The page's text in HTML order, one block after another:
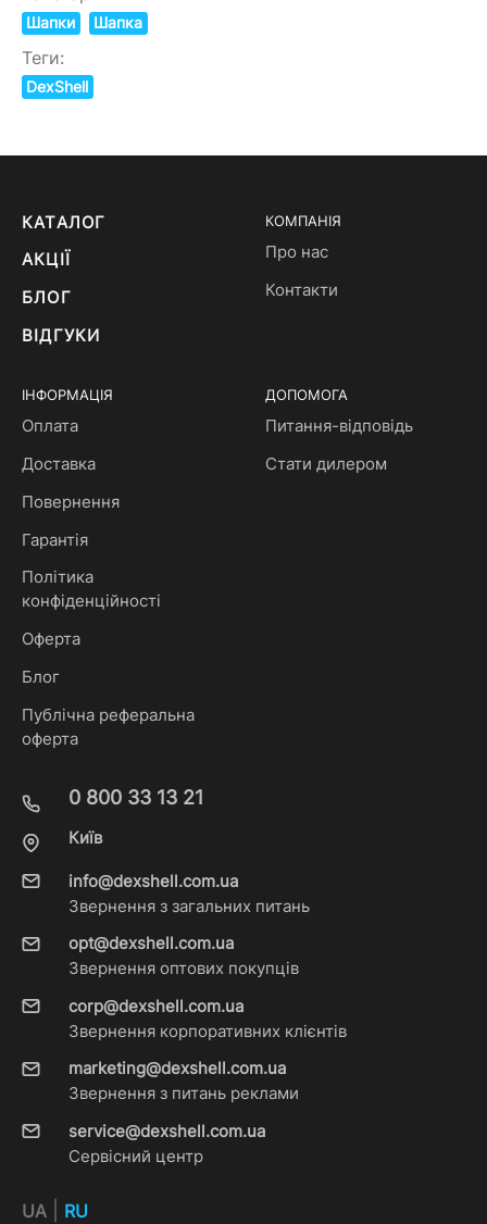
Шапки Шапка
Теги:
DexShell
КАТАЛОГ
АКЦІЇ
БЛОГ
ВІДГУКИ
КОМПАНІЯ
Про нас
Контакти
ІНФОРМАЦІЯ
Оплата
Доставка
Повернення
Гарантія
Політика
конфіденційності
Оферта
Блог
Публічна реферальна
оферта
ДОПОМОГА
Питання-відповідь
Стати дилером
0 800 33 13 21
Київ
info@dexshell.com.ua
Звернення з загальних питань
opt@dexshell.com.ua
Звернення оптових покупців
corp@dexshell.com.ua
Звернення корпоративних клієнтів
marketing@dexshell.com.ua
Звернення з питань реклами
service@dexshell.com.ua
Сервісний центр
UA RU